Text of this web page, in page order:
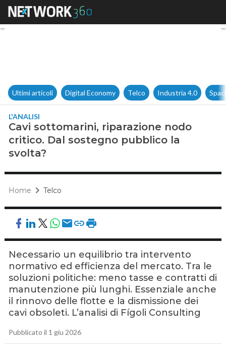
Cavi sottomarini, riparazione
Ultimi articoli Digital Economy Telco Industria 4.0
L'ANALISI
Cavi sottomarini, riparazione nodo
critico. Dal sostegno pubblico la
svolta?
Home Telco
Necessario un equilibrio tra intervento
normativo ed efficienza del mercato. Tra le
soluzioni politiche: meno tasse e contratti di
manutenzione più lunghi. Essenziale anche
il rinnovo delle flotte e la dismissione dei
cavi obsoleti. L’analisi di Fígoli Consulting
Pubblicato il 1 giu 2026